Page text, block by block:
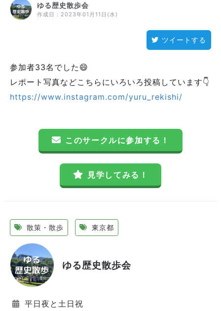
ゆる歴史散歩会
作成日： 2023年01月11日(水)
ツイートする
参加者33名でした😄
レポート写真などこちらにいろいろ投稿しています👇
https://www.instagram.com/yuru_rekishi/
このサークルに参加する！
見学してみる！
散策・散歩 東京都
ゆる歴史散歩会
平日夜と土日祝